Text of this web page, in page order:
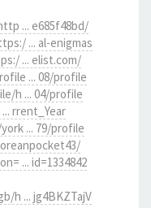
... e685f48bd/
... al-enigmas
... elist.com/
... 08/profile
h ... 04/profile
rrent_Year
... 79/profile
... id=1334842
h ... jg4BKZTajV